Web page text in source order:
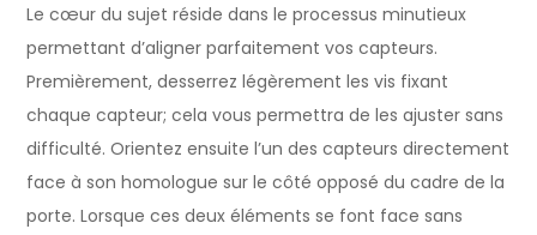
Le cœur du sujet réside dans le processus minutieux
permettant d’aligner parfaitement vos capteurs.
Premièrement, desserrez légèrement les vis fixant
chaque capteur; cela vous permettra de les ajuster sans
difficulté. Orientez ensuite l’un des capteurs directement
face à son homologue sur le côté opposé du cadre de la
porte. Lorsque ces deux éléments se font face sans